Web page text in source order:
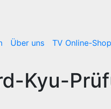
Über uns TV Online-Shop
Kyu-